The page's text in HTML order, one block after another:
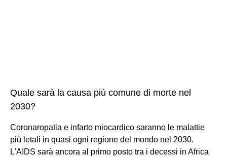
Quale sarà la causa più comune di morte nel
2030?
Coronaropatia e infarto miocardico saranno le malattie
più letali in quasi ogni regione del mondo nel 2030.
L'AIDS sarà ancora al primo posto tra i decessi in Africa